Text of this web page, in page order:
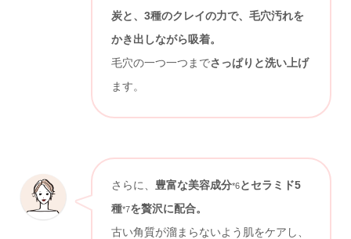
炭と、3種のクレイの力で、毛穴汚れを
かき出しながら吸着。
毛穴の一つ一つまでさっぱりと洗い上げ
ます。
さらに、 豊富な美容成分*6とセラミド5
種*7を贅沢に配合。
古い角質が溜まらないよう肌をケアし、